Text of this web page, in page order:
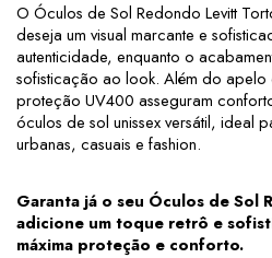
O Óculos de Sol Redondo Levitt
deseja um visual marcante e
autenticidade, enquanto o
sofisticação ao look. Além do apelo
proteção UV400 asseguram
óculos de sol unissex versátil, ideal
urbanas, casuais e fashion.
Garanta já o seu Óculos de
adicione um toque retrô e
máxima proteção e conforto.